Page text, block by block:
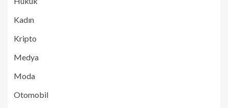
Kadın
Kripto
Medya
Moda
Otomobil